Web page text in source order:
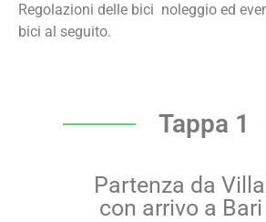
Regolazioni delle bici noleggio ed
bici al seguito.
Tappa 1
Partenza da
con arrivo a